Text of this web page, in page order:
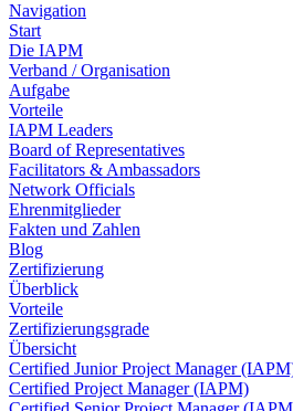
Navigation
Start
Die IAPM
Verband / Organisation
Aufgabe
Vorteile
IAPM Leaders
Board of Representatives
Facilitators & Ambassadors
Network Officials
Ehrenmitglieder
Fakten und Zahlen
Blog
Zertifizierung
Überblick
Vorteile
Zertifizierungsgrade
Übersicht
Certified Junior Project Manager
Certified Project Manager (IAPM)